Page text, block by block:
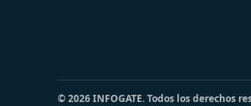
© 2026 INFOGATE. Todos los derechos